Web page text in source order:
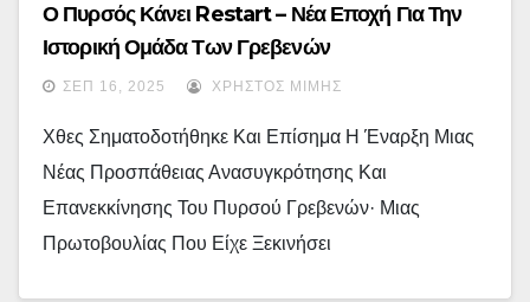
Ο Πυρσός Κάνει Restart – Νέα Εποχή Για Την
Ιστορική Ομάδα Των Γρεβενών
ΣΕΠ 16, 2025 ΧΡΉΣΤΟΣ ΜΊΜΗΣ
Χθες Σηματοδοτήθηκε Και Επίσημα Η Έναρξη Μιας
Νέας Προσπάθειας Ανασυγκρότησης Και
Επανεκκίνησης Του Πυρσού Γρεβενών· Μιας
Πρωτοβουλίας Που Είχε Ξεκινήσει